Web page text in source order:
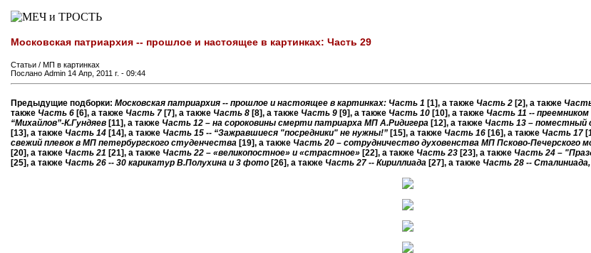
Московская патриархия -- прошлое и настоящее в картинках: Часть 29
Статьи / МП в картинках
Послано Admin 14 Апр, 2011 г. - 09:44
Предыдущие подборки: Московская патриархия -- прошлое и настоящее в картинках: Часть 1 [1], а также Часть 2 [2], а также
также Часть 6 [6], а также Часть 7 [7], а также Часть 8 [8], а также Часть 9 [9], а также Часть 10 [10], а также Часть 11 --
“Михайлов”-К.Гундяев [11], а также Часть 12 – на сороковины смерти патриарха МП А.Ридигера [12], а также Часть 13 – поместный
[13], а также Часть 14 [14], а также Часть 15 -- “Зажравшиеся "посредники" не нужны!” [15], а также Часть 16 [16], а также Часть 17
свежий плевок в МП петербургского студенчества [19], а также Часть 20 – сотрудничество духовенства МП Псково-Печерского
[20], а также Часть 21 [21], а также Часть 22 – «великопостное» и «страстное» [22], а также Часть 23 [23], а также Часть 24 –
[25], а также Часть 26 -- 30 карикатур В.Полухина и 3 фото [26], а также Часть 27 -- Кириллиада [27], а также Часть 28 --